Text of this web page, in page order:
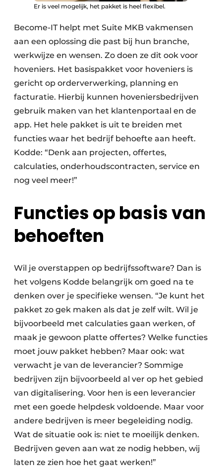
Er is veel mogelijk, het pakket is heel flexibel.
Become-IT helpt met Suite MKB vakmensen
aan een oplossing die past bij hun branche,
werkwijze en wensen. Zo doen ze dit ook voor
hoveniers. Het basispakket voor hoveniers is
gericht op orderverwerking, planning en
facturatie. Hierbij kunnen hoveniersbedrijven
gebruik maken van het klantenportaal en de
app. Het hele pakket is uit te breiden met
functies waar het bedrijf behoefte aan heeft.
Kodde: “Denk aan projecten, offertes,
calculaties, onderhoudscontracten, service en
nog veel meer!”
Functies op basis van
behoeften
Wil je overstappen op bedrijfssoftware? Dan is
het volgens Kodde belangrijk om goed na te
denken over je specifieke wensen. “Je kunt het
pakket zo gek maken als dat je zelf wilt. Wil je
bijvoorbeeld met calculaties gaan werken, of
maak je gewoon platte offertes? Welke functies
moet jouw pakket hebben? Maar ook: wat
verwacht je van de leverancier? Sommige
bedrijven zijn bijvoorbeeld al ver op het gebied
van digitalisering. Voor hen is een leverancier
met een goede helpdesk voldoende. Maar voor
andere bedrijven is meer begeleiding nodig.
Wat de situatie ook is: niet te moeilijk denken.
Bedrijven geven aan wat ze nodig hebben, wij
laten ze zien hoe het gaat werken!”